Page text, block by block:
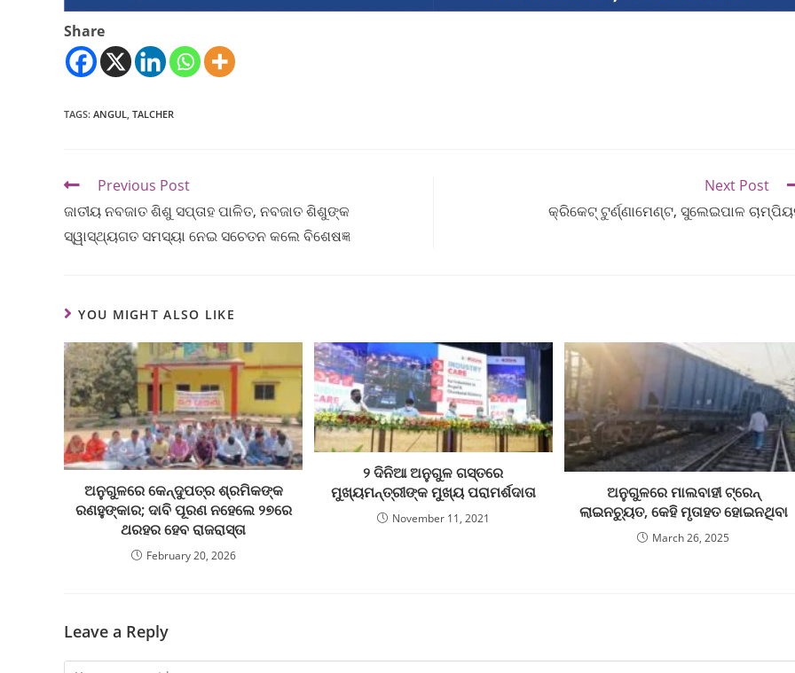
Share
TAGS: ANGUL TALCHER
Previous Post
ଜାତୀୟ ନବଜାତ ଶିଶୁ ସପ୍ତାହ ପାଳିତ, ନବଜାତ ଶିଶୁଙ୍କ
ସ୍ୱାସ୍ଥ୍ୟଗତ ସମସ୍ୟା ନେଇ ସଚେତନ କଲେ ବିଶେଷଜ୍ଞ
Next Post
କ୍ରିକେଟ୍ ଟୁର୍ଣ୍ଣାମେଣ୍ଟ, ସୁଲେଇପାଳ
YOU MIGHT ALSO LIKE
ଅନୁଗୁଳରେ କେନ୍ଦୁପତ୍ର ଶ୍ରମିକଙ୍କ
ରଣହୁଙ୍କାର; ଦାବି ପୂରଣ ନହେଲେ ୨୭ରେ
ଥରହର ହେବ ରାଜରାସ୍ତା
February 20, 2026
୨ ଦିନିଆ ଅନୁଗୁଳ ଗସ୍ତରେ
ମୁଖ୍ୟମନ୍ତ୍ରୀଙ୍କ ମୁଖ୍ୟ ପରାମର୍ଶଦାତା
November 11, 2021
ଅନୁଗୁଳରେ ମାଲବାହୀ ଟ୍ରେନ୍
ଲାଇନଚ୍ୟୁତ, କେହି ମୃତାହତ ହୋଇନଥିବା
March 26, 2025
Leave a Reply